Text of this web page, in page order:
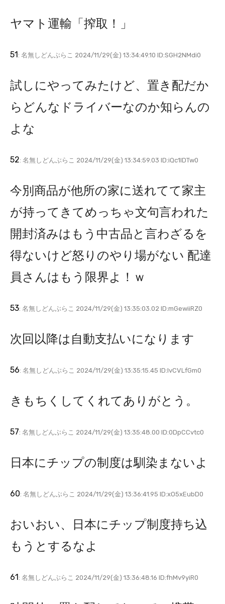
ヤマト運輸「搾取！」
51: 名無しどんぶらこ 2024/11/29(金) 13:34:49.10 ID:SGH2NMdi0
試しにやってみたけど、置き配だか
らどんなドライバーなのか知らんの
よな
52: 名無しどんぶらこ 2024/11/29(金) 13:34:59.03 ID:iQc1lDTw0
今別商品が他所の家に送れてて家主
が持ってきてめっちゃ文句言われた
開封済みはもう中古品と言わざるを
得ないけど怒りのやり場がない 配達
員さんはもう限界よ！ｗ
53: 名無しどんぶらこ 2024/11/29(金) 13:35:03.02 ID:mGewiiRZ0
次回以降は自動支払いになります
56: 名無しどんぶらこ 2024/11/29(金) 13:35:15.45 ID:lvCVLfGm0
きもちくしてくれてありがとう。
57: 名無しどんぶらこ 2024/11/29(金) 13:35:48.00 ID:0DpCCvtc0
日本にチップの制度は馴染まないよ
60: 名無しどんぶらこ 2024/11/29(金) 13:36:41.95 ID:xO5xEubD0
おいおい、日本にチップ制度持ち込
もうとするなよ
61: 名無しどんぶらこ 2024/11/29(金) 13:36:48.16 ID:fhMv9yiR0